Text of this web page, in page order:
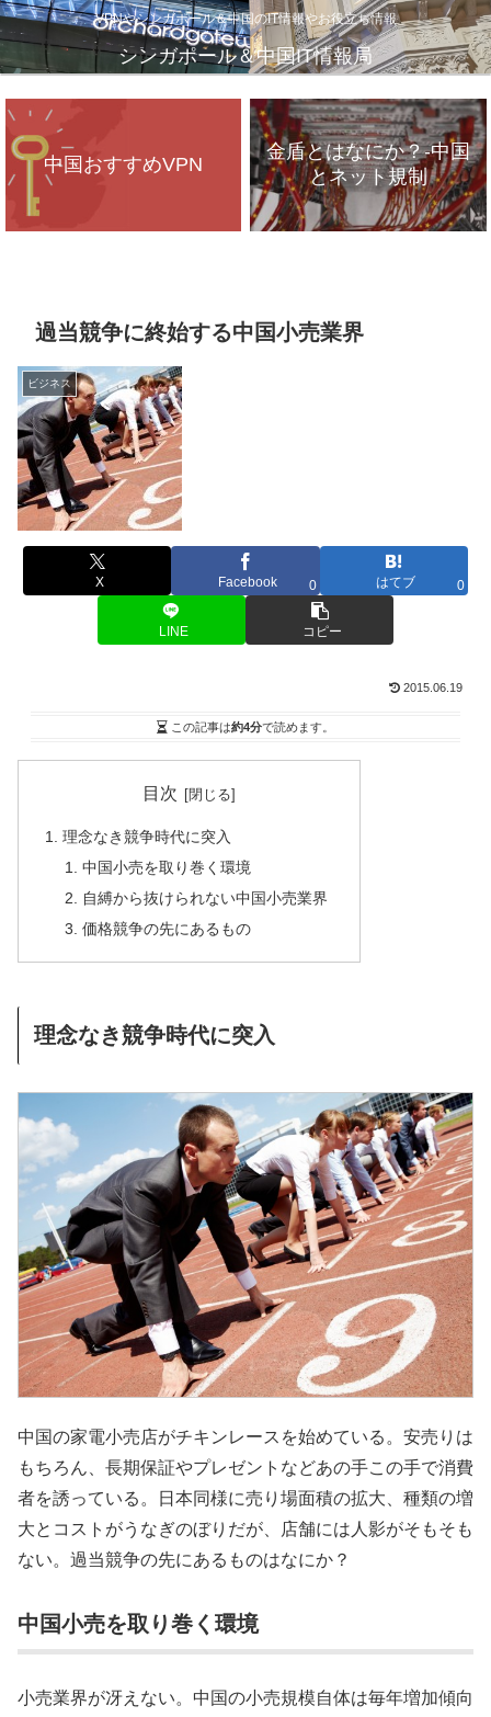
VPNやシンガポール＆中国のIT情報やお役立ち情報
シンガポール＆中国IT情報局
中国おすすめVPN
金盾とはなにか？-中国
とネット規制
過当競争に終始する中国小売業界
ビジネス
X Facebook 0 はてブ 0
LINE コピー
2015.06.19
この記事は約4分で読めます。
目次
理念なき競争時代に突入
中国小売を取り巻く環境
自縛から抜けられない中国小売業界
価格競争の先にあるもの
理念なき競争時代に突入
中国の家電小売店がチキンレースを始めている。安売りは
もちろん、長期保証やプレゼントなどあの手この手で消費
者を誘っている。日本同様に売り場面積の拡大、種類の増
大とコストがうなぎのぼりだが、店舗には人影がそもそも
ない。過当競争の先にあるものはなにか？
中国小売を取り巻く環境
小売業界が冴えない。中国の小売規模自体は毎年増加傾向